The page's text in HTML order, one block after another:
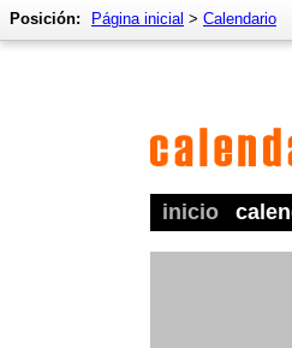
inicio
Posición: Página inicial > Calendario